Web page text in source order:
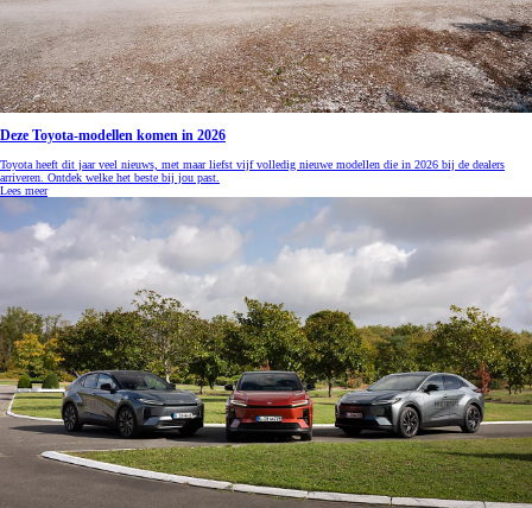
Deze Toyota-modellen komen in 2026
Toyota heeft dit jaar veel nieuws, met maar liefst vijf volledig nieuwe modellen die in 2026 bij de dealers
arriveren. Ontdek welke het beste bij jou past.
Lees meer